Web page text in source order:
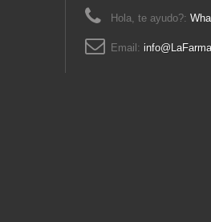
Hola, te ayudo?:
Email: